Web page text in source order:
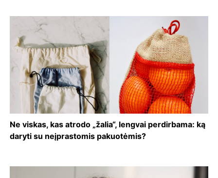
Ne viskas, kas atrodo „žalia“, lengvai perdirbama: ką
daryti su neįprastomis pakuotėmis?